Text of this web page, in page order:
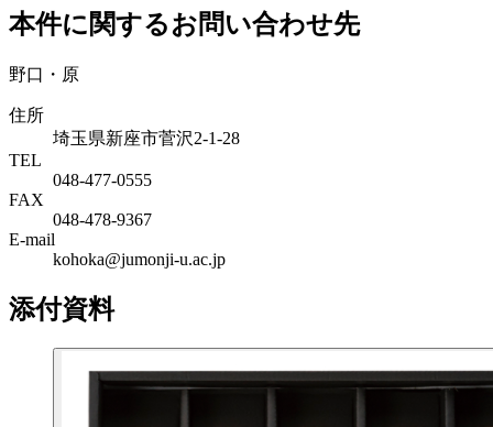
本件に関するお問い合わせ先
野口・原
住所
埼玉県新座市菅沢2-1-28
TEL
048-477-0555
FAX
048-478-9367
E-mail
kohoka@jumonji-u.ac.jp
添付資料